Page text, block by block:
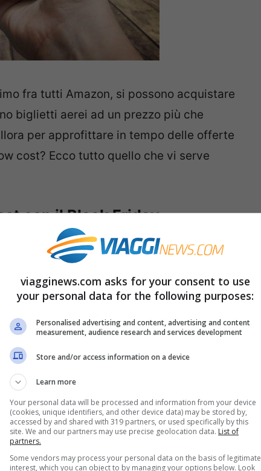
fra tutti Amazon, si possono acquistare
biglietti aerei ad un prezzo più che
per approfittare in tempo delle offerte
cost? Ecco tutto quello che vi serve
con il Black Friday
27 novembre. Questo è il giorno del
della mezzanotte svariate compagnie
super convenienti e molto scontati. Il
delle offerte e indica anche l’inizio dello
oltre a comprare un biglietto aereo
anche tante idee regalo meravigliose per
Ryanair, Volotea, Tap Portugal, Wizz Air,
delle promozioni dedicate proprio a chi
viagginews.com asks for your consent to use
your personal data for the following purposes:
Personalised advertising and content, advertising and content
measurement, audience research and services development
Store and/or access information on a device
Learn more
Your personal data will be processed and information from your device
(cookies, unique identifiers, and other device data) may be stored by,
accessed by and shared with 319 partners, or used specifically by this
site. We and our partners may use precise geolocation data. List of
partners.
Some vendors may process your personal data on the basis of legitimate
interest, which you can object to by managing your options below. Look